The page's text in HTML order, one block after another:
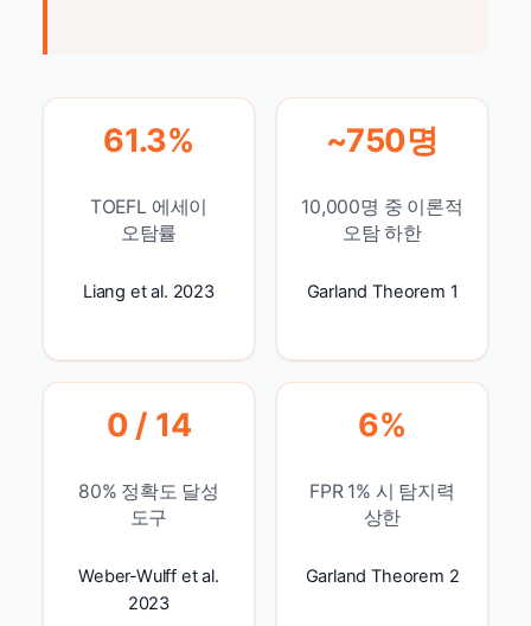
61.3%
TOEFL 에세이
오탐률
Liang et al. 2023
~750명
10,000명 중 이론적
오탐 하한
Garland Theorem 1
0 / 14
80% 정확도 달성
도구
Weber-Wulff et al.
2023
6%
FPR 1% 시 탐지력
상한
Garland Theorem 2